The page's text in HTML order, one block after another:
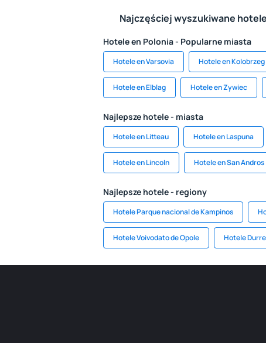
Najczęściej wyszukiwane
Hotele en Polonia - Popularne miasta
Hotele en Varsovia Hotele en Kolobrzeg
Hotele en Elblag Hotele en Zywiec
Najlepsze hotele - miasta
Hotele en Litteau Hotele en Laspuna
Hotele en Lincoln Hotele en San Andros
Najlepsze hotele - regiony
Hotele Parque nacional de Kampinos
Hotele Voivodato de Opole Hotele